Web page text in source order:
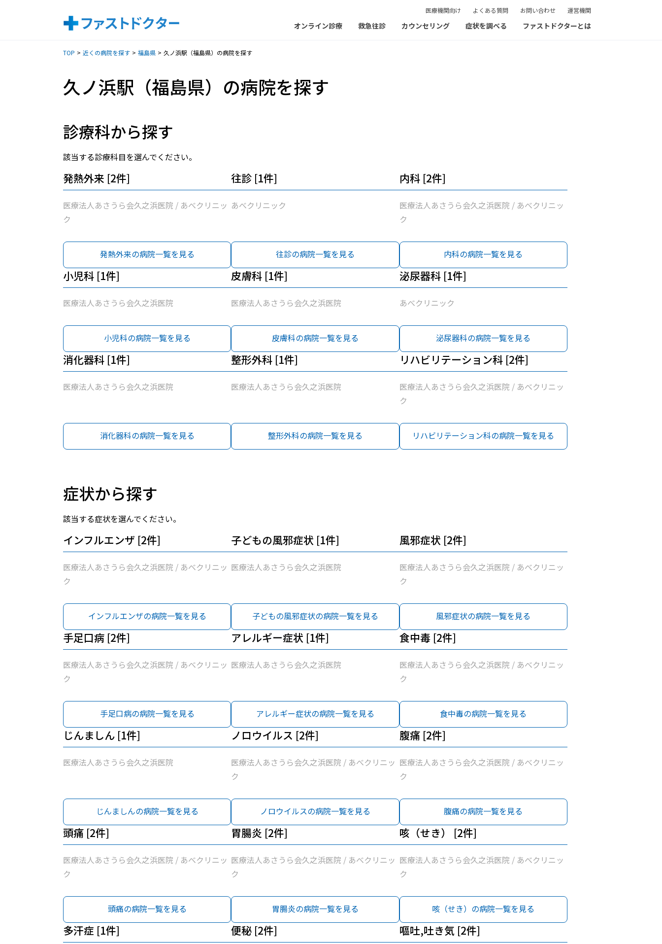
医療機関向け よくある質問 お問い合わせ 運営機関
オンライン診療 救急往診 カウンセリング 症状を調べる ファストドクターとは
TOP 近くの病院を探す 福島県 久ノ浜駅（福島県）の病院を探す
久ノ浜駅（福島県）の病院を探す
診療科から探す
該当する診療科目を選んでください。
発熱外来 [2件]
医療法人あさうら会久之浜医院 / あべクリニッ
ク
発熱外来の病院一覧を見る
往診 [1件]
あべクリニック
往診の病院一覧を見る
内科 [2件]
医療法人あさうら会久之浜医院 / あべクリニッ
ク
内科の病院一覧を見る
小児科 [1件]
医療法人あさうら会久之浜医院
小児科の病院一覧を見る
皮膚科 [1件]
医療法人あさうら会久之浜医院
皮膚科の病院一覧を見る
泌尿器科 [1件]
あべクリニック
泌尿器科の病院一覧を見る
消化器科 [1件]
医療法人あさうら会久之浜医院
消化器科の病院一覧を見る
整形外科 [1件]
医療法人あさうら会久之浜医院
整形外科の病院一覧を見る
リハビリテーション科 [2件]
医療法人あさうら会久之浜医院 / あべクリニッ
ク
リハビリテーション科の病院一覧を見る
症状から探す
該当する症状を選んでください。
インフルエンザ [2件]
医療法人あさうら会久之浜医院 / あべクリニッ
ク
インフルエンザの病院一覧を見る
子どもの風邪症状 [1件]
医療法人あさうら会久之浜医院
子どもの風邪症状の病院一覧を見る
風邪症状 [2件]
医療法人あさうら会久之浜医院 / あべクリニッ
ク
風邪症状の病院一覧を見る
手足口病 [2件]
医療法人あさうら会久之浜医院 / あべクリニッ
ク
手足口病の病院一覧を見る
アレルギー症状 [1件]
医療法人あさうら会久之浜医院
アレルギー症状の病院一覧を見る
食中毒 [2件]
医療法人あさうら会久之浜医院 / あべクリニッ
ク
食中毒の病院一覧を見る
じんましん [1件]
医療法人あさうら会久之浜医院
じんましんの病院一覧を見る
ノロウイルス [2件]
医療法人あさうら会久之浜医院 / あべクリニッ
ク
ノロウイルスの病院一覧を見る
腹痛 [2件]
医療法人あさうら会久之浜医院 / あべクリニッ
ク
腹痛の病院一覧を見る
頭痛 [2件]
医療法人あさうら会久之浜医院 / あべクリニッ
ク
頭痛の病院一覧を見る
胃腸炎 [2件]
医療法人あさうら会久之浜医院 / あべクリニッ
ク
胃腸炎の病院一覧を見る
咳（せき） [2件]
医療法人あさうら会久之浜医院 / あべクリニッ
ク
咳（せき）の病院一覧を見る
多汗症 [1件] 便秘 [2件] 嘔吐,吐き気 [2件]